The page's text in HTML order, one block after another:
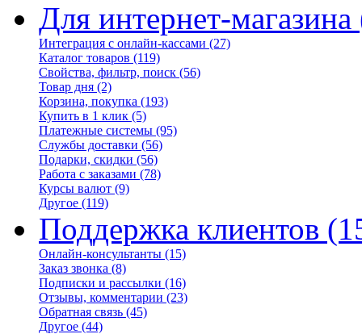
Для интернет-магазина
Интеграция с онлайн-кассами (27)
Каталог товаров (119)
Свойства, фильтр, поиск (56)
Товар дня (2)
Корзина, покупка (193)
Купить в 1 клик (5)
Платежные системы (95)
Службы доставки (56)
Подарки, скидки (56)
Работа с заказами (78)
Курсы валют (9)
Другое (119)
Поддержка клиентов
Онлайн-консультанты (15)
Заказ звонка (8)
Подписки и рассылки (16)
Отзывы, комментарии (23)
Обратная связь (45)
Другое (44)